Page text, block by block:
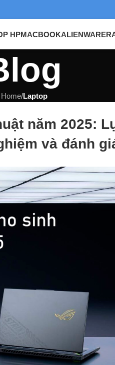
HPMACBOOKALIENWARE
Home/Laptop
năm 2025:
và đánh